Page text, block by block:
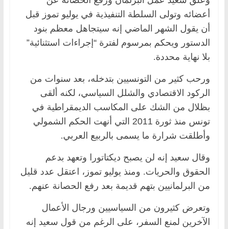
أعضائه وتولى السلطة التنفيذية في يوليو تموز قبل
أن يقول الشهر الماضي إنه سيتجاهل معظم بنود
الدستور ويحكم بمرسوم لفترة “إجراءات استثنائية”
بلا نهاية محددة.
ورحب كثير من التونسيين بتدخله، بعد سنوات من
الركود الاقتصادي والشلل السياسي، لكنه ألقى
بظلال من الشك على المكاسب الديمقراطية في
تونس منذ ثورة 2011 التي أنهت الحكم الشمولي
وأطلقت شرارة ما يسمى بالربيع العربي.
وقال سعيد إنه لن يصبح ديكتاتورا وتعهد بدعم
الحقوق والحريات. ومنذ يوليو تموز، اعتقل عدد قليل
من البرلمانيين بتهم قديمة بعد رفع الحصانة عنهم.
وتعرض كثيرون من السياسيين ورجال الأعمال
الآخرين لمنع السفر، على الرغم من قول سعيد إنه